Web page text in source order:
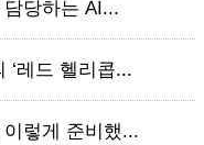
담당하는 AI...
‘레드 헬리콥...
렇게 준비했...